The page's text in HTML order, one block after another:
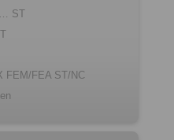
… ST
FEM/FEA ST/NC